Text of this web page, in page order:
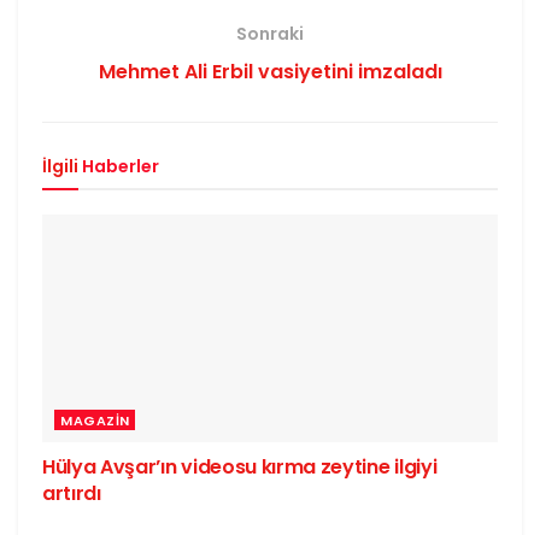
Sonraki
Mehmet Ali Erbil vasiyetini imzaladı
İlgili Haberler
MAGAZIN
Hülya Avşar’ın videosu kırma zeytine ilgiyi
artırdı